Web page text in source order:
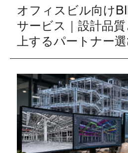
オフィスビル向け
サービス｜設計品
上するパートナー